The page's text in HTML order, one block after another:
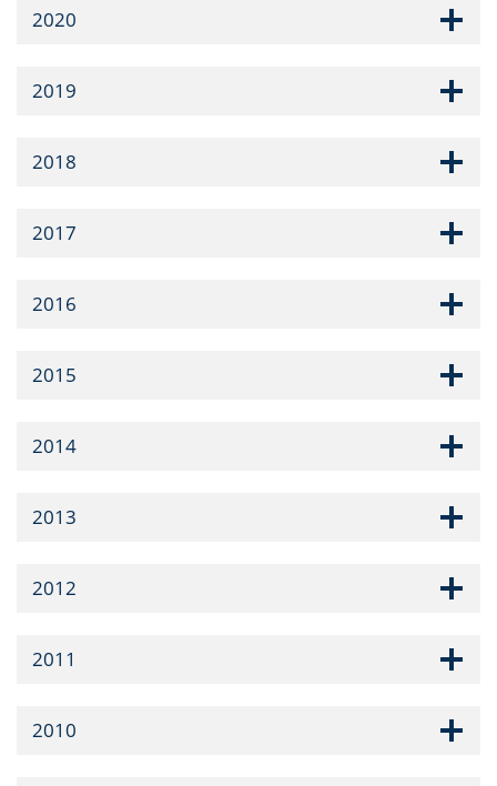
2020
2019
2018
2017
2016
2015
2014
2013
2012
2011
2010